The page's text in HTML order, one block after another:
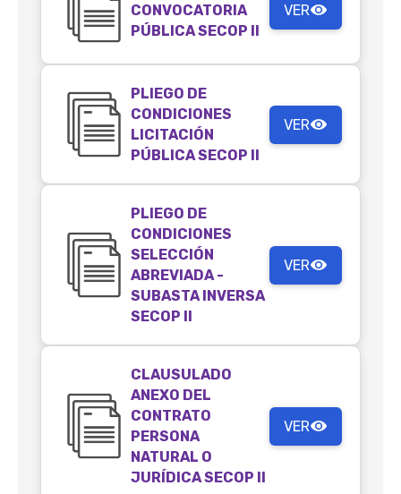
CONVOCATORIA
PÚBLICA SECOP II
VER
PLIEGO DE
CONDICIONES
LICITACIÓN
PÚBLICA SECOP II
VER
PLIEGO DE
CONDICIONES
SELECCIÓN
ABREVIADA -
SUBASTA INVERSA
SECOP II
VER
CLAUSULADO
ANEXO DEL
CONTRATO
PERSONA
NATURAL O
JURÍDICA SECOP II
VER